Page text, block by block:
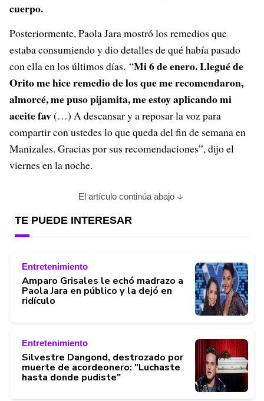
cuerpo.
Posteriormente, Paola Jara mostró los remedios que
estaba consumiendo y dio detalles de qué había pasado
con ella en los últimos días. “Mi 6 de enero. Llegué de
Orito me hice remedio de los que me recomendaron,
almorcé, me puso pijamita, me estoy aplicando mi
aceite fav(…) A descansar y a reposar la voz para
compartir con ustedes lo que queda del fin de semana en
Manizales. Gracias por sus recomendaciones”, dijo el
viernes en la noche.
El artículo continúa abajo
TE PUEDE INTERESAR
Entretenimiento
Amparo Grisales le echó madrazo a
Paola Jara en público y la dejó en
ridículo
Entretenimiento
Silvestre Dangond, destrozado por
muerte de acordeonero: "Luchaste
hasta donde pudiste"